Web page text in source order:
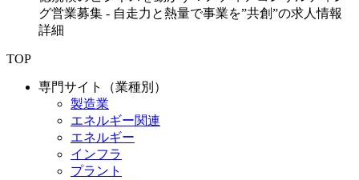
グ営業募集 - 自走力と熱量で事業を”共創”の求人情報
詳細
TOP
専門サイト（業種別）
製造業
エネルギー関連
エネルギー
インフラ
プラント